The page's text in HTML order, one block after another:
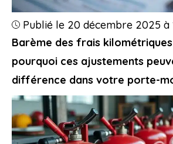
Barème des frais kilométriques
pourquoi ces ajustements
différence dans votre porte-
Publié le 20 décembre 2025 à